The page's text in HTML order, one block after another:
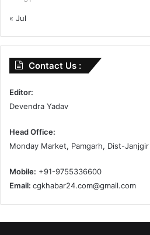
« Jul
Contact Us :
Editor:
Devendra Yadav
Head Office:
Monday Market, Pamgarh, Dist-Janjgir
Mobile: +91-9755336600
Email: cgkhabar24.com@gmail.com